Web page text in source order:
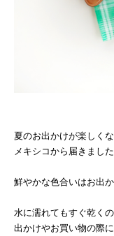
夏のお出かけが楽しく
メキシコから届きました
鮮やかな色合いはお出
水に濡れてもすぐ乾く
出かけやお買い物の際